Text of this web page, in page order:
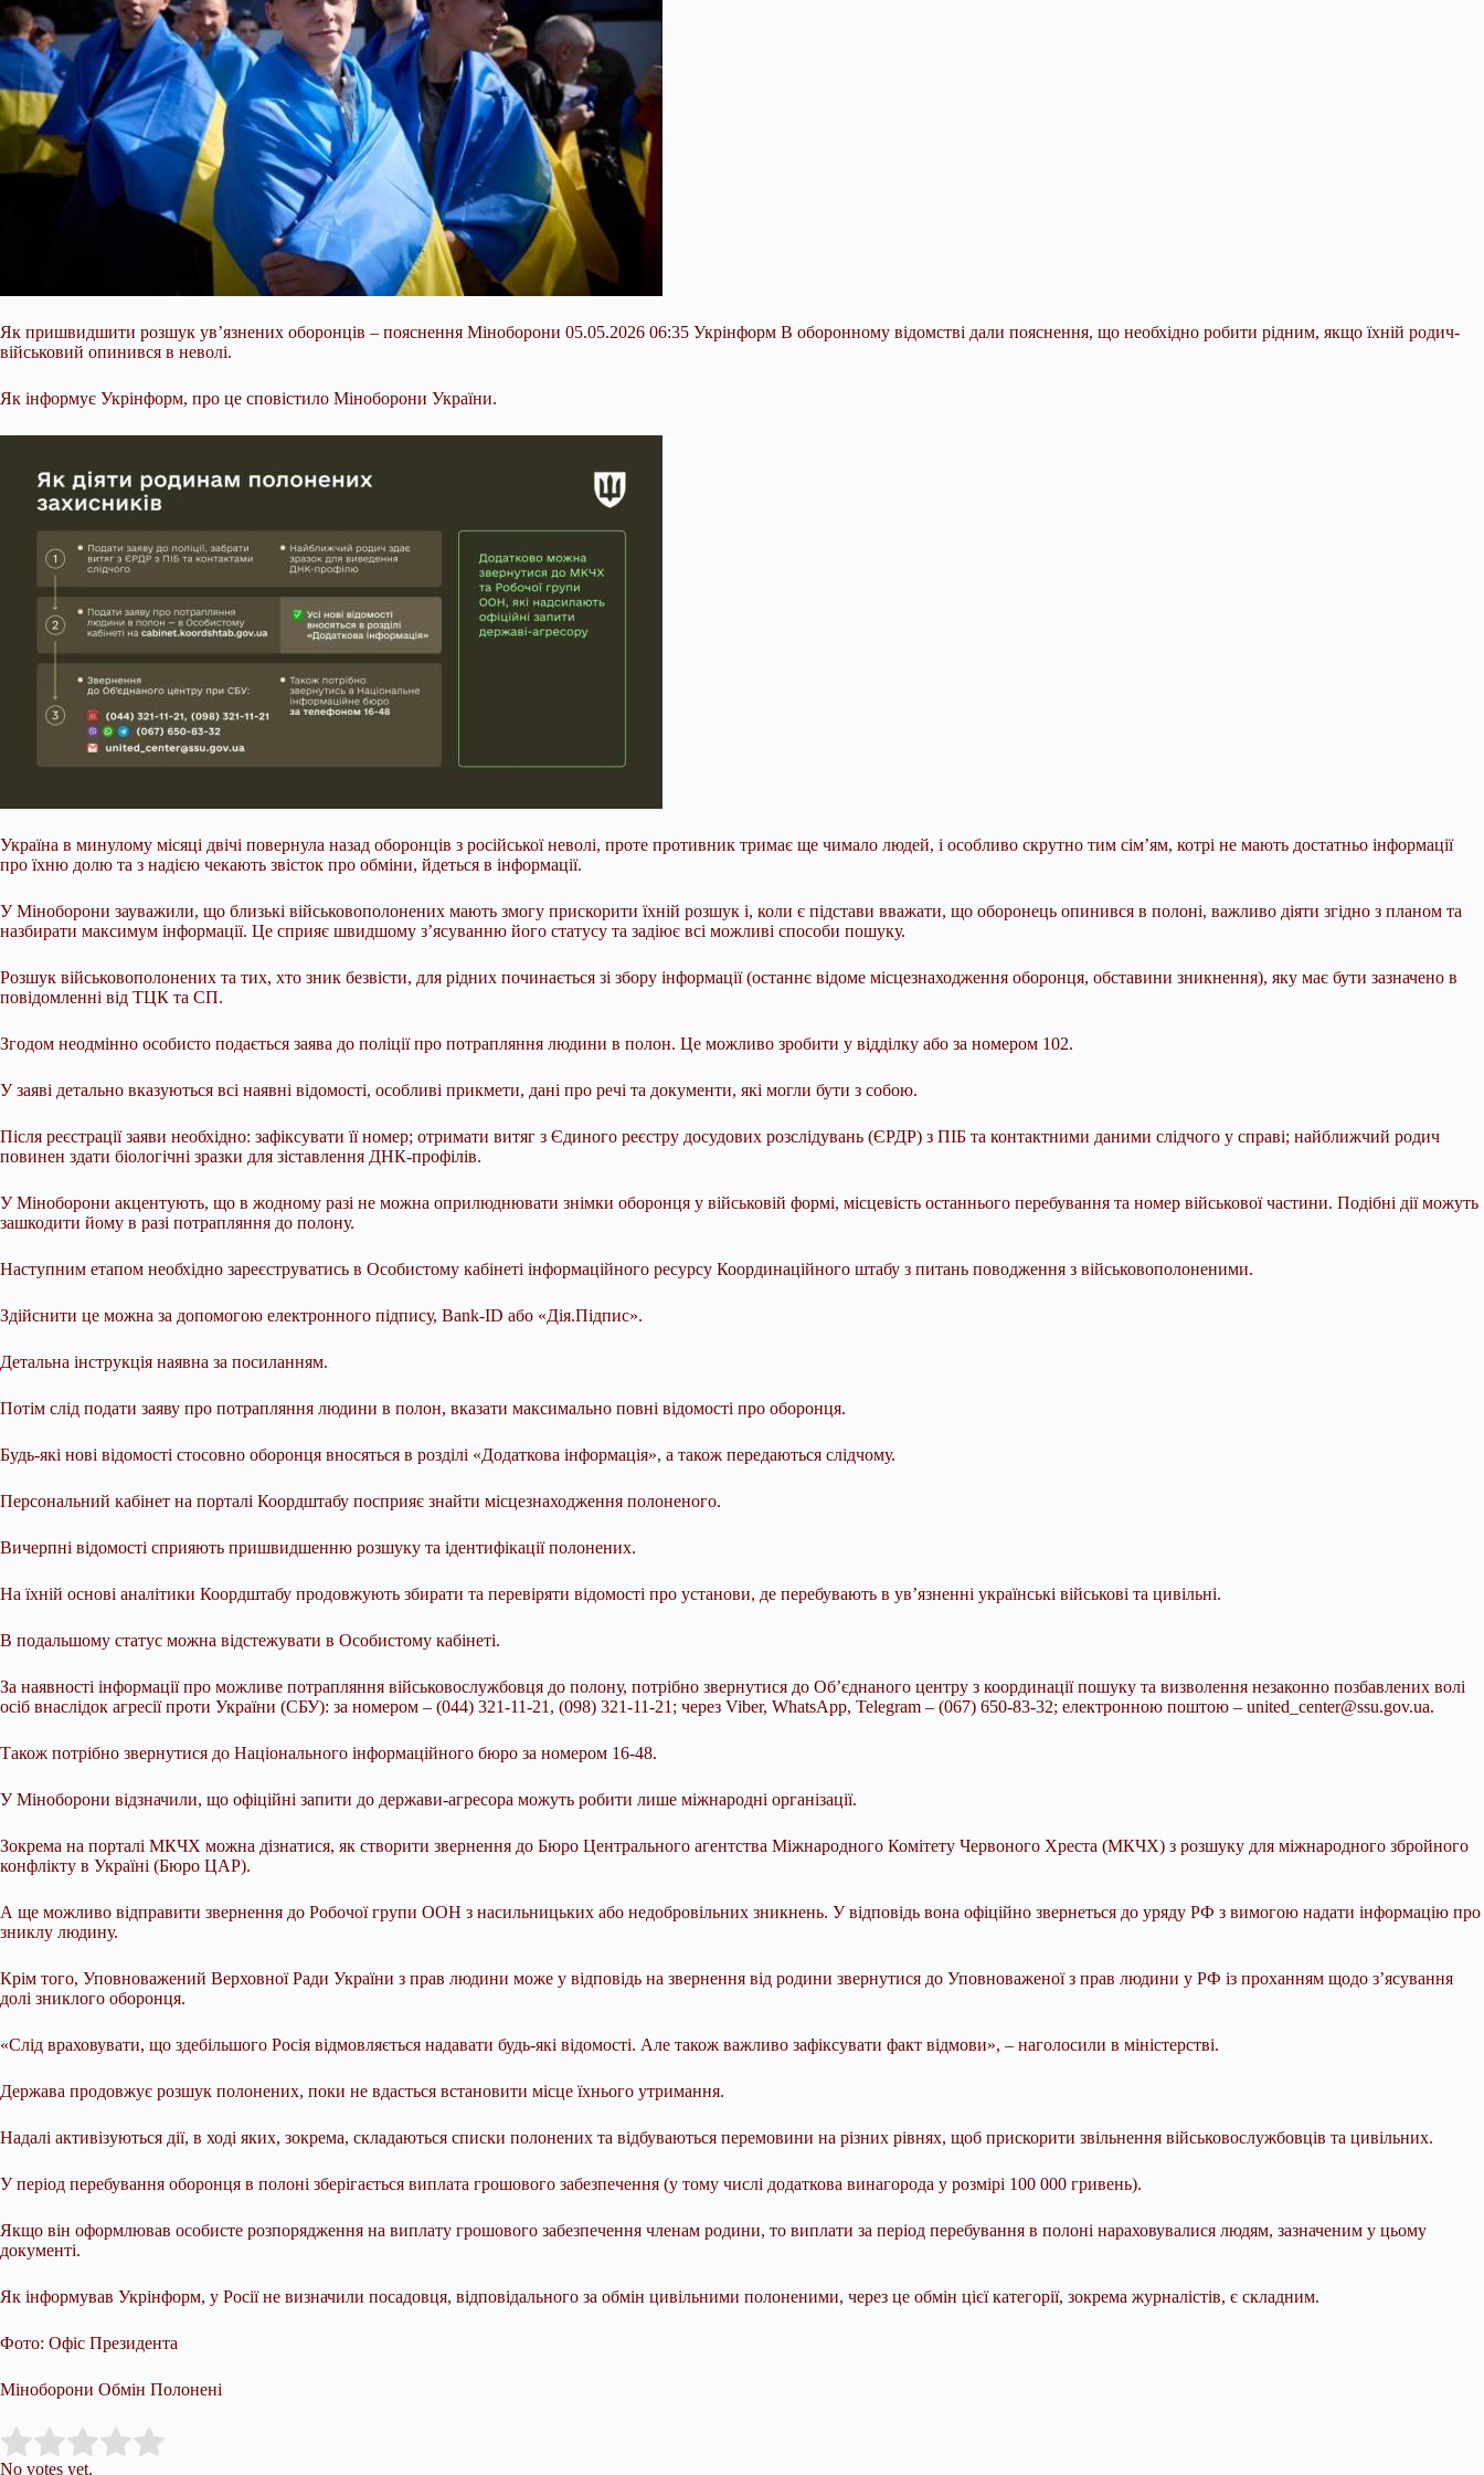
Як пришвидшити розшук ув’язнених оборонців – пояснення Міноборони 05.05.2026 06:35 Укрінформ В оборонному відомстві дали пояснення, що необхідно робити рідним, якщо їхній родич-
військовий опинився в неволі.
Як інформує Укрінформ, про це сповістило Міноборони України.
Україна в минулому місяці двічі повернула назад оборонців з російської неволі, проте противник тримає ще чимало людей, і особливо скрутно тим сім’ям, котрі не мають достатньо інформації
про їхню долю та з надією чекають звісток про обміни, йдеться в інформації.
У Міноборони зауважили, що близькі військовополонених мають змогу прискорити їхній розшук і, коли є підстави вважати, що оборонець опинився в полоні, важливо діяти згідно з планом та
назбирати максимум інформації. Це сприяє швидшому з’ясуванню його статусу та задіює всі можливі способи пошуку.
Розшук військовополонених та тих, хто зник безвісти, для рідних починається зі збору інформації (останнє відоме місцезнаходження оборонця, обставини зникнення), яку має бути зазначено в
повідомленні від ТЦК та СП.
Згодом неодмінно особисто подається заява до поліції про потрапляння людини в полон. Це можливо зробити у відділку або за номером 102.
У заяві детально вказуються всі наявні відомості, особливі прикмети, дані про речі та документи, які могли бути з собою.
Після реєстрації заяви необхідно: зафіксувати її номер; отримати витяг з Єдиного реєстру досудових розслідувань (ЄРДР) з ПІБ та контактними даними слідчого у справі; найближчий родич
повинен здати біологічні зразки для зіставлення ДНК-профілів.
У Міноборони акцентують, що в жодному разі не можна оприлюднювати знімки оборонця у військовій формі, місцевість останнього перебування та номер військової частини. Подібні дії можуть
зашкодити йому в разі потрапляння до полону.
Наступним етапом необхідно зареєструватись в Особистому кабінеті інформаційного ресурсу Координаційного штабу з питань поводження з військовополоненими.
Здійснити це можна за допомогою електронного підпису, Bank-ID або «Дія.Підпис».
Детальна інструкція наявна за посиланням.
Потім слід подати заяву про потрапляння людини в полон, вказати максимально повні відомості про оборонця.
Будь-які нові відомості стосовно оборонця вносяться в розділі «Додаткова інформація», а також передаються слідчому.
Персональний кабінет на порталі Коордштабу посприяє знайти місцезнаходження полоненого.
Вичерпні відомості сприяють пришвидшенню розшуку та ідентифікації полонених.
На їхній основі аналітики Коордштабу продовжують збирати та перевіряти відомості про установи, де перебувають в ув’язненні українські військові та цивільні.
В подальшому статус можна відстежувати в Особистому кабінеті.
За наявності інформації про можливе потрапляння військовослужбовця до полону, потрібно звернутися до Об’єднаного центру з координації пошуку та визволення незаконно позбавлених волі
осіб внаслідок агресії проти України (СБУ): за номером – (044) 321-11-21, (098) 321-11-21; через Viber, WhatsApp, Telegram – (067) 650-83-32; електронною поштою – united_center@ssu.gov.ua.
Також потрібно звернутися до Національного інформаційного бюро за номером 16-48.
У Міноборони відзначили, що офіційні запити до держави-агресора можуть робити лише міжнародні організації.
Зокрема на порталі МКЧХ можна дізнатися, як створити звернення до Бюро Центрального агентства Міжнародного Комітету Червоного Хреста (МКЧХ) з розшуку для міжнародного збройного
конфлікту в Україні (Бюро ЦАР).
А ще можливо відправити звернення до Робочої групи ООН з насильницьких або недобровільних зникнень. У відповідь вона офіційно звернеться до уряду РФ з вимогою надати інформацію про
зниклу людину.
Крім того, Уповноважений Верховної Ради України з прав людини може у відповідь на звернення від родини звернутися до Уповноваженої з прав людини у РФ із проханням щодо з’ясування
долі зниклого оборонця.
«Слід враховувати, що здебільшого Росія відмовляється надавати будь-які відомості. Але також важливо зафіксувати факт відмови», – наголосили в міністерстві.
Держава продовжує розшук полонених, поки не вдасться встановити місце їхнього утримання.
Надалі активізуються дії, в ході яких, зокрема, складаються списки полонених та відбуваються перемовини на різних рівнях, щоб прискорити звільнення військовослужбовців та цивільних.
У період перебування оборонця в полоні зберігається виплата грошового забезпечення (у тому числі додаткова винагорода у розмірі 100 000 гривень).
Якщо він оформлював особисте розпорядження на виплату грошового забезпечення членам родини, то виплати за період перебування в полоні нараховувалися людям, зазначеним у цьому
документі.
Як інформував Укрінформ, у Росії не визначили посадовця, відповідального за обмін цивільними полоненими, через це обмін цієї категорії, зокрема журналістів, є складним.
Фото: Офіс Президента
Міноборони Обмін Полонені
Rate this item:
No votes yet.